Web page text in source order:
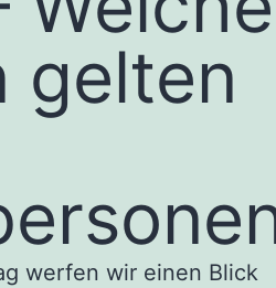
gelten
werfen wir einen Blick